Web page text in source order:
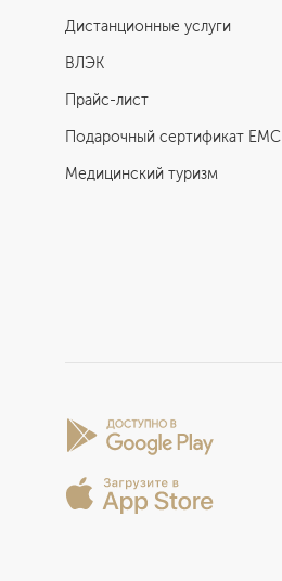
Дистанционные услуги
ВЛЭК
Прайс-лист
Подарочный сертификат EMC
Медицинский туризм